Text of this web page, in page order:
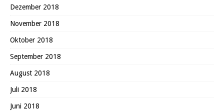
Dezember 2018
November 2018
Oktober 2018
September 2018
August 2018
Juli 2018
Juni 2018